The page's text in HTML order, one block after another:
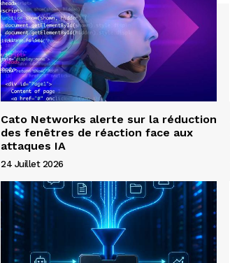
Cato Networks alerte sur la réduction
des fenêtres de réaction face aux
attaques IA
24 Juillet 2026